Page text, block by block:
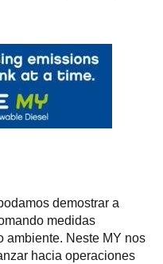
demostrar a
medidas
ambiente. Neste MY nos
hacia operaciones